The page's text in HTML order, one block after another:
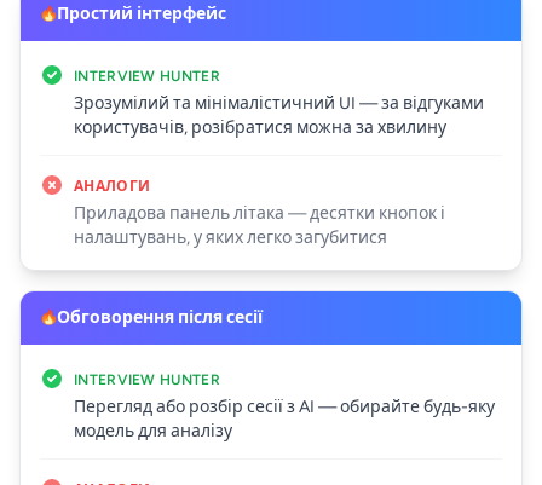
Простий інтерфейс
INTERVIEW HUNTER
Зрозумілий та мінімалістичний UI — за відгуками
користувачів, розібратися можна за хвилину
АНАЛОГИ
Приладова панель літака — десятки кнопок і
налаштувань, у яких легко загубитися
Обговорення після сесії
INTERVIEW HUNTER
Перегляд або розбір сесії з AI — обирайте будь-яку
модель для аналізу